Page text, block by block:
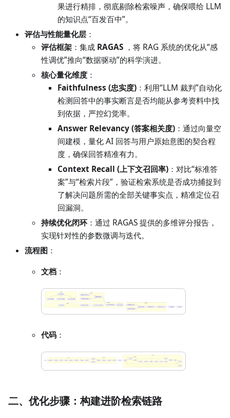
果进行精排，彻底剔除检索噪声，确保喂给 LLM
的知识点“百发百中”。
评估与性能量化层 ：
评估框架 ：集成 RAGAS ，将 RAG 系统的优化从“感
性调优”推向“数据驱动”的科学演进。
核心量化维度 ：
Faithfulness (忠实度) ：利用“LLM 裁判”自动化
检测回答中的事实断言是否均能从参考资料中找
到依据，严控幻觉率。
Answer Relevancy (答案相关度) ：通过向量空
间建模，量化 AI 回答与用户原始意图的契合程
度，确保回答精准有力。
Context Recall (上下文召回率) ：对比“标准答
案”与“检索片段”，验证检索系统是否成功捕捉到
了解决问题所需的全部关键事实点，精准定位召
回漏洞。
持续优化闭环：通过 RAGAS 提供的多维评分报告，
实现针对性的参数微调与迭代。
流程图 ：
文档 ：
代码 ：
二、优化步骤：构建进阶检索链路